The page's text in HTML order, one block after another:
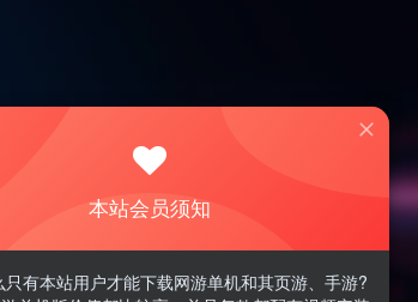
本站会员须知
只有本站用户才能下载网游单机和其页游、手游?